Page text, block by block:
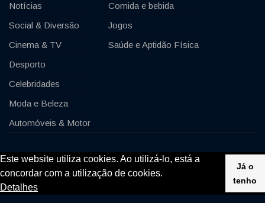
Este website utiliza cookies. Ao utilizá-lo, está a
concordar com a utilização de cookies.
Detalhes
Já o
tenho
Notícias
Social & Diversão
Cinema & TV
Desporto
Celebridades
Moda e Beleza
Automóveis & Motor
Comida e bebida
Jogos
Saúde e Aptidão Física
© 2020, KV-GmbH | All rights reserved
Impressum Contacto